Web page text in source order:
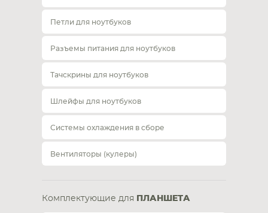
Петли для ноутбуков
Разъемы питания для ноутбуков
Тачскрины для ноутбуков
Шлейфы для ноутбуков
Системы охлаждения в сборе
Вентиляторы (кулеры)
Комплектующие для ПЛАНШЕТА